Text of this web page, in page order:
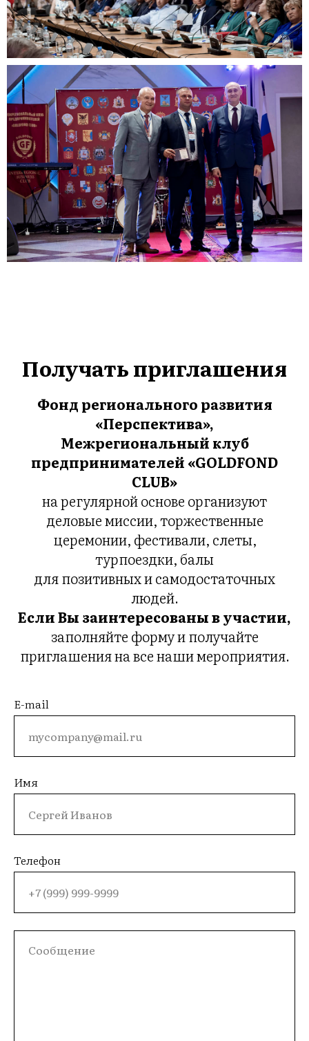
Получать приглашения
Фонд регионального развития
«Перспектива»,
Межрегиональный клуб
предпринимателей «GOLDFOND
CLUB»
на регулярной основе организуют
деловые миссии, торжественные
церемонии, фестивали, слеты,
турпоездки, балы
для позитивных и самодостаточных
людей.
Если Вы заинтересованы в участии,
заполняйте форму и получайте
приглашения на все наши мероприятия.
E-mail
Имя
Телефон